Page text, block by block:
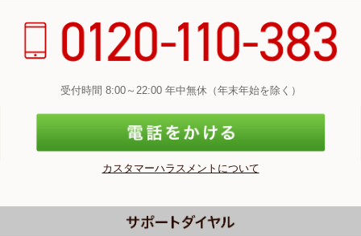
受付時間 8:00～22:00 年中無休（年末年始を除く）
カスタマーハラスメントについて